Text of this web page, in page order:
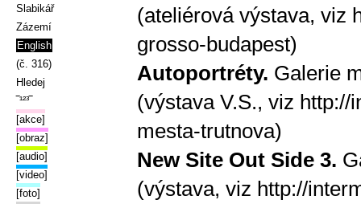
Slabikář
Zázemí
English
(č. 316)
Hledej
‾¹²³‾
[akce]
[obraz]
[audio]
[video]
[foto]
(ateliérová výstava, viz
grosso-budapest)
Autoportréty. Galerie
(výstava V.S., viz http://
mesta-trutnova)
New Site Out Side 3.
(výstava, viz http://